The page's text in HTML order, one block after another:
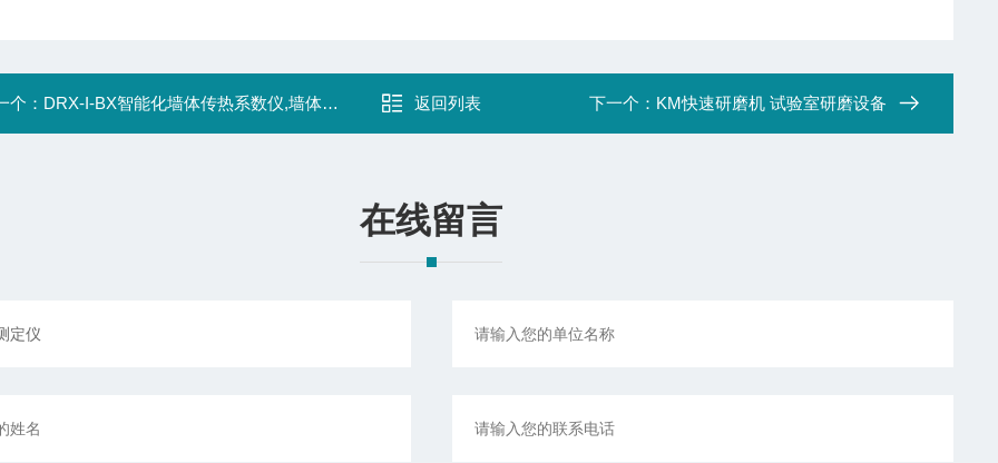
个： DRX-I-BX智能化墙体传热系数仪,墙体导热系数仪 返回列表 下一个： KM快速研磨机 试验室研磨设备
在线留言